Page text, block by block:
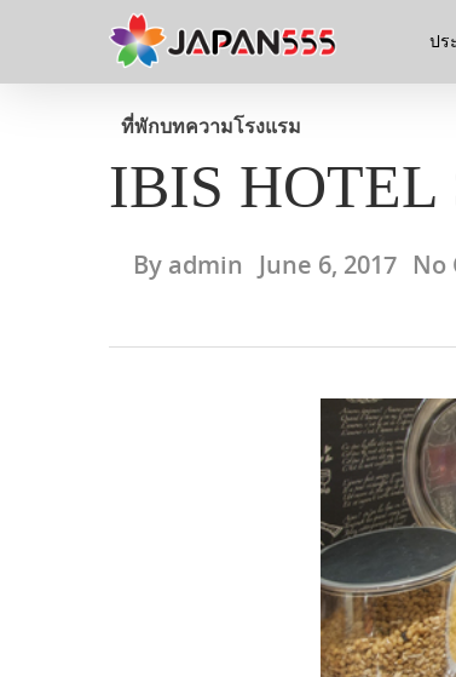
ปร
ที่พักบทความโรงแรม
IBIS HOTEL
By admin June 6, 2017 No